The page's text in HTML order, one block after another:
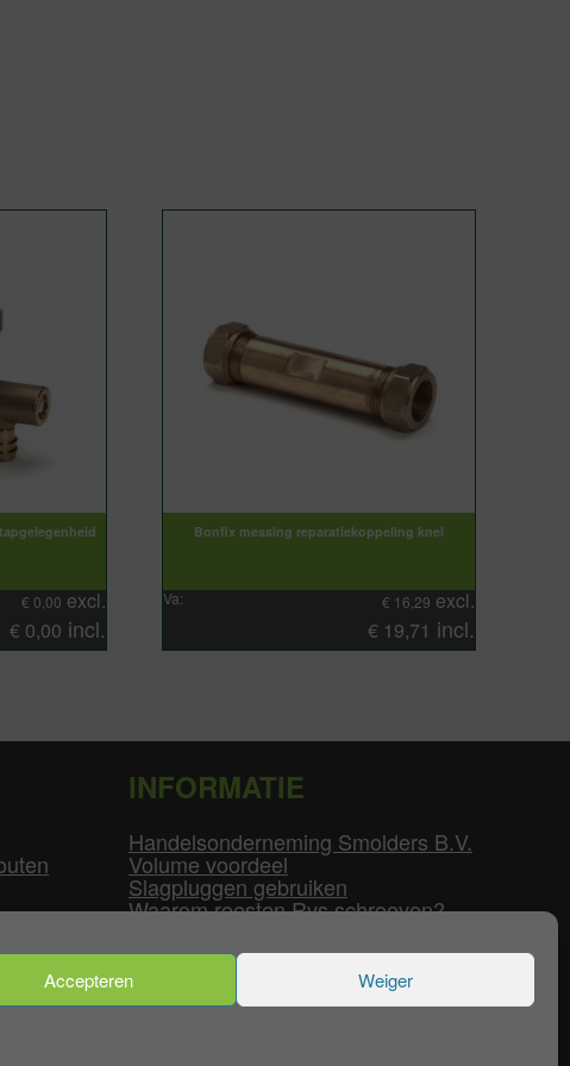
Accepteren Weiger
€0,00 excl.
€ 0,00 incl.
Bonfix messing reparatiekoppeling knel
Va: € 16,29 excl.
€ 19,71 incl.
INFORMATIE
Handelsonderneming Smolders B.V.
Volume voordeel
Slagpluggen gebruiken
Waarom roesten Rvs schroeven?
Pvc-buizen diameters
Flenzen tabel